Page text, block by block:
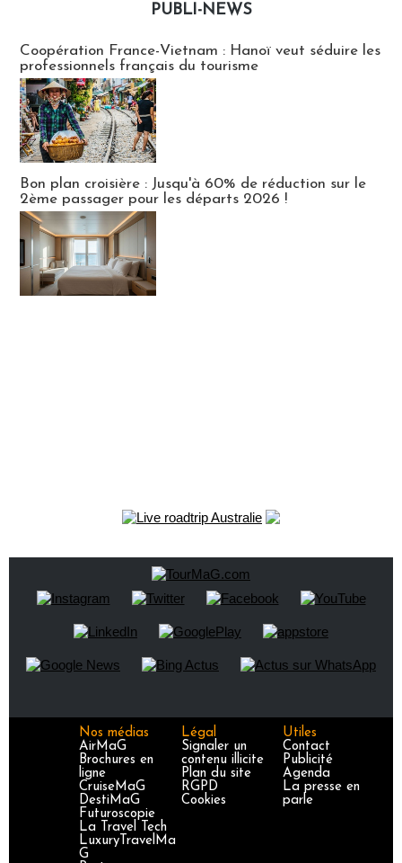
PUBLI-NEWS
Coopération France-Vietnam : Hanoï veut séduire les
professionnels français du tourisme
Bon plan croisière : Jusqu'à 60% de réduction sur le
2ème passager pour les départs 2026 !
Nos médias
AirMaG
Brochures en
ligne
CruiseMaG
DestiMaG
Futuroscopie
La Travel Tech
LuxuryTravelMa
G
Légal
Signaler un
contenu illicite
Plan du site
RGPD
Cookies
Utiles
Contact
Publicité
Agenda
La presse en
parle